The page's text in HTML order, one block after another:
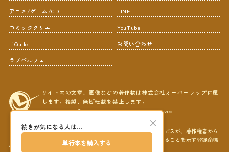
アニメ/ゲーム/CD
コミッククリエ
LiQulle
ラブパルフェ
LINE
YouTube
お問い合わせ
サイト内の文章、画像などの著作物は株式会社オーバーラップに属
します。複製、無断転載を禁止します。
COPYRIGHT © OVERLAP,inc All Rights reserved
ＡＢＪマークは、この電子書店・電子書籍配信サービスが、著作権者から
コンテンツ使用許諾を得た正規版配信サービスであることを示す登録商標
（登録番号第６０９１７１３号）です。
×
続きが気になる人は…
単行本を購入する